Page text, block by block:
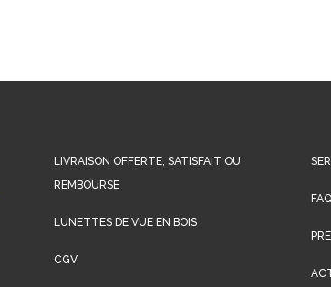
LIVRAISON OFFERTE, SATISFAIT OU
REMBOURSE
LUNETTES DE VUE EN BOIS
CGV
FAQ